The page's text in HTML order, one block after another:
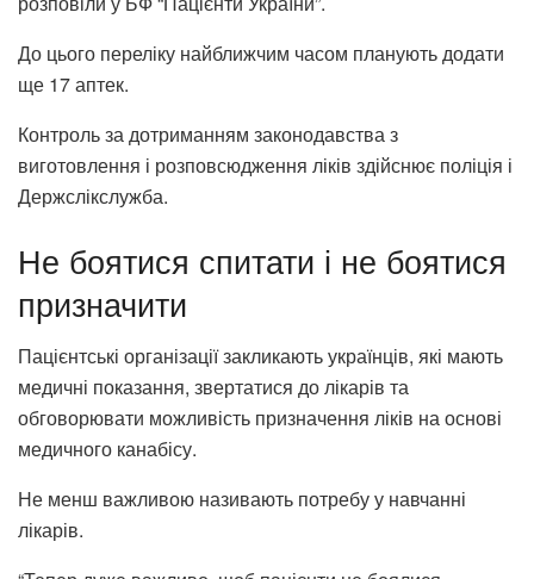
До цього переліку найближчим часом планують додати
ще 17 аптек.
Контроль за дотриманням законодавства з
виготовлення і розповсюдження ліків здійснює поліція і
Держслікслужба.
Не боятися спитати і не боятися
призначити
Пацієнтські організації закликають українців, які мають
медичні показання, звертатися до лікарів та
обговорювати можливість призначення ліків на основі
медичного канабісу.
Не менш важливою називають потребу у навчанні
лікарів.